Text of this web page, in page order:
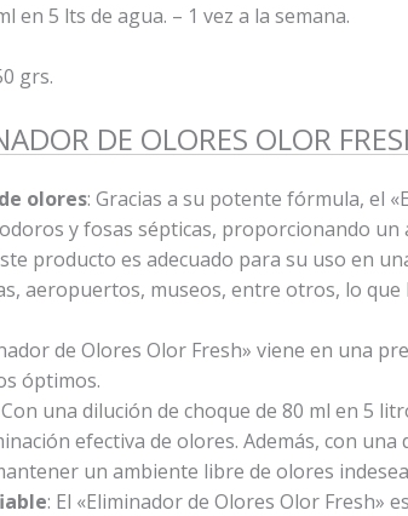
en 5 lts de agua. – 1 vez a la semana.
grs.
DE OLORES OLOR
olores: Gracias a su potente fórmula, el
y fosas sépticas, proporcionando un
producto es adecuado para su uso en
aeropuertos, museos, entre otros, lo
de Olores Olor Fresh» viene en una
óptimos.
Con una dilución de choque de 80 ml en 5
efectiva de olores. Además, con
un ambiente libre de olores
: El «Eliminador de Olores Olor Fresh»